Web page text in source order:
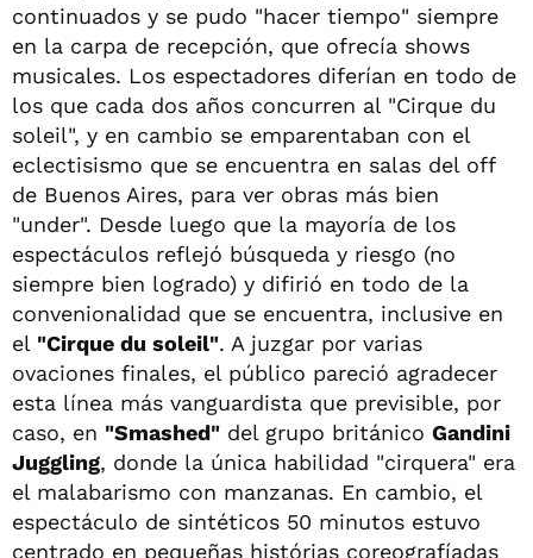
continuados y se pudo "hacer tiempo" siempre
en la carpa de recepción, que ofrecía shows
musicales. Los espectadores diferían en todo de
los que cada dos años concurren al "Cirque du
soleil", y en cambio se emparentaban con el
eclectisismo que se encuentra en salas del off
de Buenos Aires, para ver obras más bien
"under". Desde luego que la mayoría de los
espectáculos reflejó búsqueda y riesgo (no
siempre bien logrado) y difirió en todo de la
convenionalidad que se encuentra, inclusive en
el "Cirque du soleil". A juzgar por varias
ovaciones finales, el público pareció agradecer
esta línea más vanguardista que previsible, por
caso, en "Smashed" del grupo británico Gandini
Juggling, donde la única habilidad "cirquera" era
el malabarismo con manzanas. En cambio, el
espectáculo de sintéticos 50 minutos estuvo
centrado en pequeñas histórias coreografíadas